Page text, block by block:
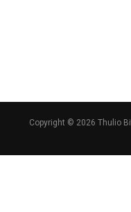
Copyright © 2026 Thulio